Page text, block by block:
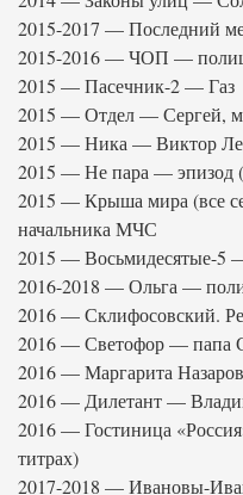
2015-2017 — Последний
2015-2016 — ЧОП —
2015 — Пасечник-2 — Газ
2015 — Отдел — Сергей,
2015 — Ника — Виктор
2015 — Не пара — эпизод
2015 — Крыша мира (все
начальника МЧС
2015 — Восьмидесятые-5
2016-2018 — Ольга —
2016 — Склифосовский.
2016 — Светофор — папа
2016 — Маргарита
2016 — Дилетант —
2016 — Гостиница
титрах)
2017-2018 — Ивановы-